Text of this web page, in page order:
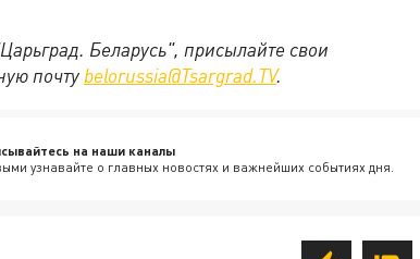
Беларусь", присылайте свои
почту belorussia@Tsargrad.TV.
на наши каналы
узнавайте о главных новостях и важнейших событиях дня.